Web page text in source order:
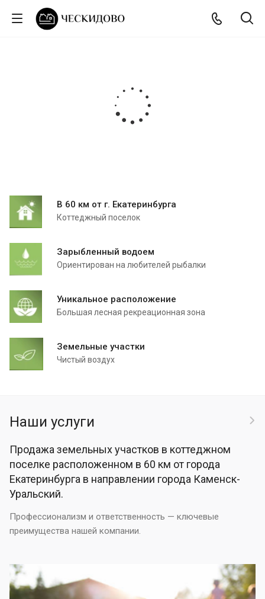
В 60 км от г. Екатеринбурга
Коттеджный поселок
Зарыбленный водоем
Ориентирован на любителей рыбалки
Уникальное расположение
Большая лесная рекреационная зона
Земельные участки
Чистый воздух
Наши услуги
Продажа земельных участков в коттеджном
поселке расположенном в 60 км от города
Екатеринбурга в направлении города Каменск-
Уральский.
Профессионализм и ответственность — ключевые
преимущества нашей компании.